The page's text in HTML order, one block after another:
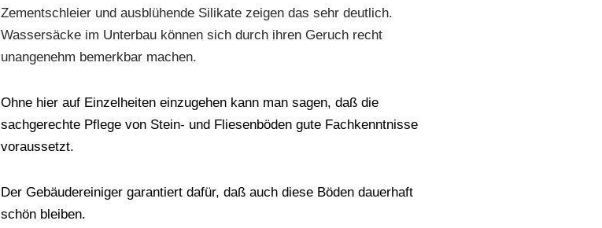
Zementschleier und ausblühende Silikate zeigen das sehr deutlich.
Wassersäcke im Unterbau können sich durch ihren Geruch recht
unangenehm bemerkbar machen.
Ohne hier auf Einzelheiten einzugehen kann man sagen, daß die
sachgerechte Pflege von Stein- und Fliesenböden gute Fachkenntnisse
voraussetzt.
Der Gebäudereiniger garantiert dafür, daß auch diese Böden dauerhaft
schön bleiben.